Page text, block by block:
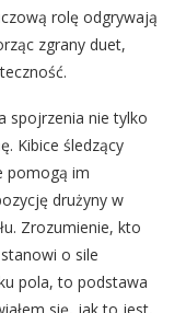
rolę odgrywają
zgrany duet,
spojrzenia nie tylko
Kibice śledzący
pomogą im
drużyny w
Zrozumienie, kto
o sile
pola, to podstawa